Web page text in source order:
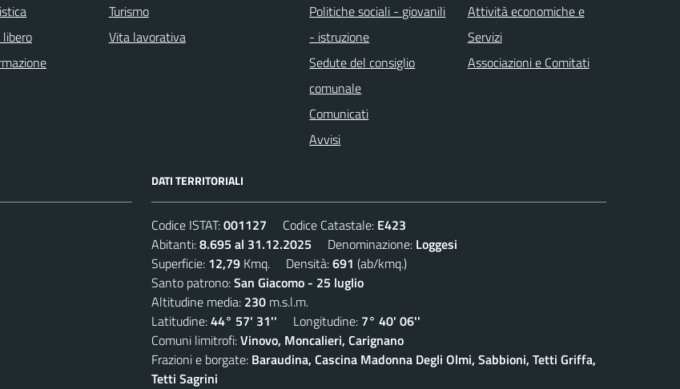
Turismo
Vita lavorativa
Politiche sociali - giovanili
- istruzione
Sedute del consiglio
comunale
Comunicati
Avvisi
Attività economiche e
Servizi
Associazioni e Comitati
DATI TERRITORIALI
Codice ISTAT:001127 Codice Catastale: E423
Abitanti:8.695 al 31.12.2025 Denominazione: Loggesi
Superficie: 12,79 Kmq. Densità:691 (ab/kmq.)
Santo patrono:San Giacomo - 25 luglio
Altitudine media: 230 m.s.l.m.
Latitudine:44° 57' 31'' Longitudine: 7° 40' 06''
Comuni limitrofi:Vinovo, Moncalieri, Carignano
Frazioni e borgate: Baraudina, Cascina Madonna Degli Olmi, Sabbioni, Tetti Griffa,
Tetti Sagrini